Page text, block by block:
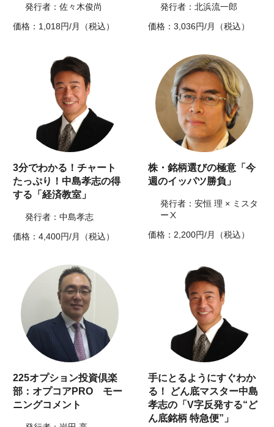
発行者：佐々木俊尚
価格：1,018円/月（税込）
発行者：北浜流一郎
価格：3,036円/月（税込）
3分でわかる！チャート
たっぷり！中島孝志の得
する「経済教室」
発行者：中島孝志
価格：4,400円/月（税込）
株・銘柄選びの極意「今
週のイッパツ勝負」
発行者：安恒 理 × ミスタ
ーⅩ
価格：2,200円/月（税込）
225オプション投資倶楽
部：オプコアPRO モー
ニングコメント
手にとるようにすぐわか
る！ どん底マスター中島
孝志の「V字反発する“ど
ん底銘柄 特急便”」